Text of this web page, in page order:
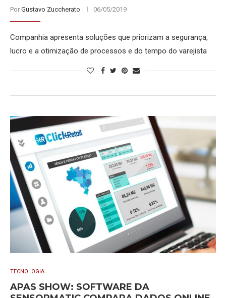
Por Gustavo Zuccherato 06/05/2019
Companhia apresenta soluções que priorizam a segurança,
lucro e a otimização de processos e do tempo do varejista
TECNOLOGIA
APAS SHOW: SOFTWARE DA